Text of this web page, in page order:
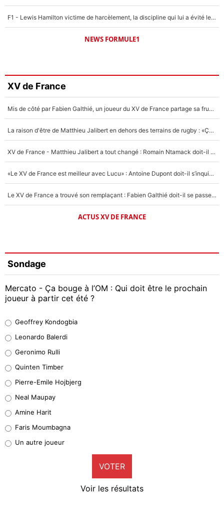
F1 - Lewis Hamilton victime de harcèlement, la discipline qui lui a évité le pire : «J'aurais probablement mal tourné»
NEWS FORMULE1
XV de France
Mis de côté par Fabien Galthié, un joueur du XV de France partage sa frustration : «ils ne me l’ont pas dit tout de suite»
La raison d'être de Matthieu Jalibert en dehors des terrains de rugby : «Ça m'atteint autant que si tu touches à un membre de ma famille»
XV de France - Matthieu Jalibert a tout changé : Romain Ntamack doit-il s’inquiéter pour sa place à un an de la Coupe du monde ?
«Le XV de France est meilleur avec Lucu» : Antoine Dupont doit-il s’inquiéter pour sa place ?
Le XV de France a trouvé son remplaçant : Fabien Galthié doit-il se passer d'Antoine Dupont ?
ACTUS XV DE FRANCE
Sondage
Mercato - Ça bouge à l’OM : Qui doit être le prochain
joueur à partir cet été ?
38%
32%
5%
1%
9%
Geoffrey Kondogbia
Leonardo Balerdi
Geronimo Rulli
Quinten Timber
Pierre-Emile Hojbjerg
Neal Maupay
Amine Harit
Faris Moumbagna
Un autre joueur
VOTER
Voir les résultats